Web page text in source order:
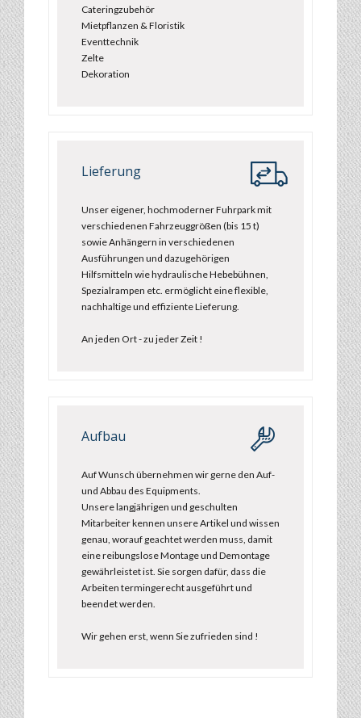
Cateringzubehör
Mietpflanzen & Floristik
Eventtechnik
Zelte
Dekoration
Lieferung
Unser eigener, hochmoderner Fuhrpark mit
verschiedenen Fahrzeuggrößen (bis 15 t)
sowie Anhängern in verschiedenen
Ausführungen und dazugehörigen
Hilfsmitteln wie hydraulische Hebebühnen,
Spezialrampen etc. ermöglicht eine flexible,
nachhaltige und effiziente Lieferung.
An jeden Ort - zu jeder Zeit !
Aufbau
Auf Wunsch übernehmen wir gerne den Auf-
und Abbau des Equipments.
Unsere langjährigen und geschulten
Mitarbeiter kennen unsere Artikel und wissen
genau, worauf geachtet werden muss, damit
eine reibungslose Montage und Demontage
gewährleistet ist. Sie sorgen dafür, dass die
Arbeiten termingerecht ausgeführt und
beendet werden.
Wir gehen erst, wenn Sie zufrieden sind !